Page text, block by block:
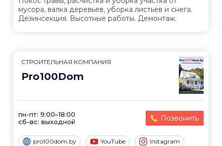
мусора, валка деревьев, уборка листьев и снега.
Дезинсекция. Высотные работы. Демонтаж.
СТРОИТЕЛЬНАЯ КОМПАНИЯ
Pro100Dom
пн-пт: 9:00–18:00
сб-вс: выходной
Позвонить
pro100dom.by YouTube Instagram